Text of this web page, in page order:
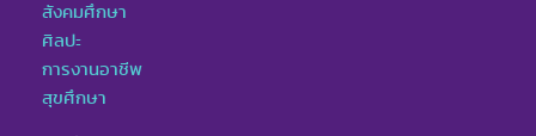
สังคมศึกษา
ศิลปะ
การงานอาชีพ
สุขศึกษา